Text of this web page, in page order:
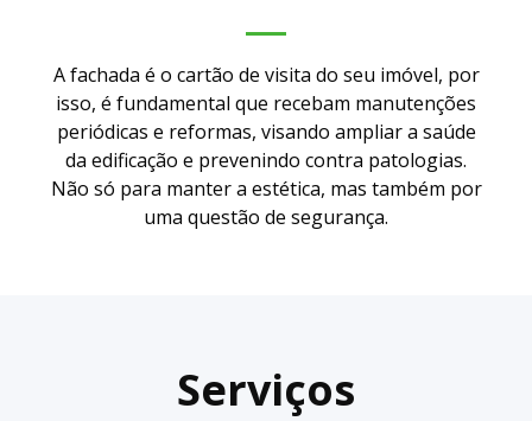
A fachada é o cartão de visita do seu imóvel, por
isso, é fundamental que recebam manutenções
periódicas e reformas, visando ampliar a saúde
da edificação e prevenindo contra patologias.
Não só para manter a estética, mas também por
uma questão de segurança.
Serviços